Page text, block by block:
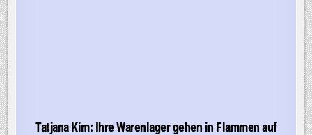
Tatjana Kim: Ihre Warenlager gehen in Flammen auf